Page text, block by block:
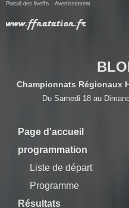
Portail des liveffn Avertissement
Championnats Régionaux
Du Samedi 18 au
Page d'accueil
programmation
Liste de départ
Programme
Résultats